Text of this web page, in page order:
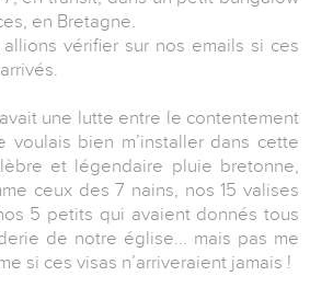
en Bretagne.
vérifier sur nos emails si ces
une lutte entre le contentement
voulais bien m’installer dans cette
et légendaire pluie bretonne,
ceux des 7 nains, nos 15 valises
5 petits qui avaient donnés tous
de notre église... mais pas me
si ces visas n’arriveraient jamais !